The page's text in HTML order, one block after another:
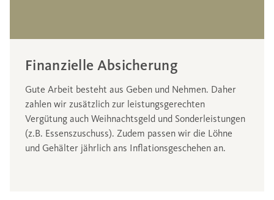
Finanzielle Absicherung
Gute Arbeit besteht aus Geben und Nehmen. Daher
zahlen wir zusätzlich zur leistungsgerechten
Vergütung auch Weihnachtsgeld und Sonderleistungen
(z.B. Essenszuschuss). Zudem passen wir die Löhne
und Gehälter jährlich ans Inflationsgeschehen an.